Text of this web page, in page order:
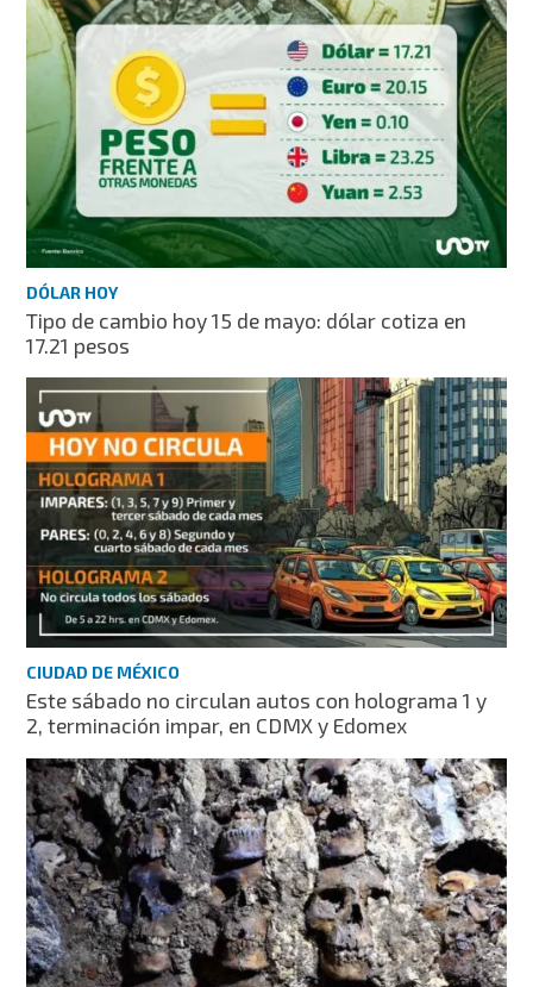
DÓLAR HOY
Tipo de cambio hoy 15 de mayo: dólar cotiza en
17.21 pesos
CIUDAD DE MÉXICO
Este sábado no circulan autos con holograma 1 y
2, terminación impar, en CDMX y Edomex